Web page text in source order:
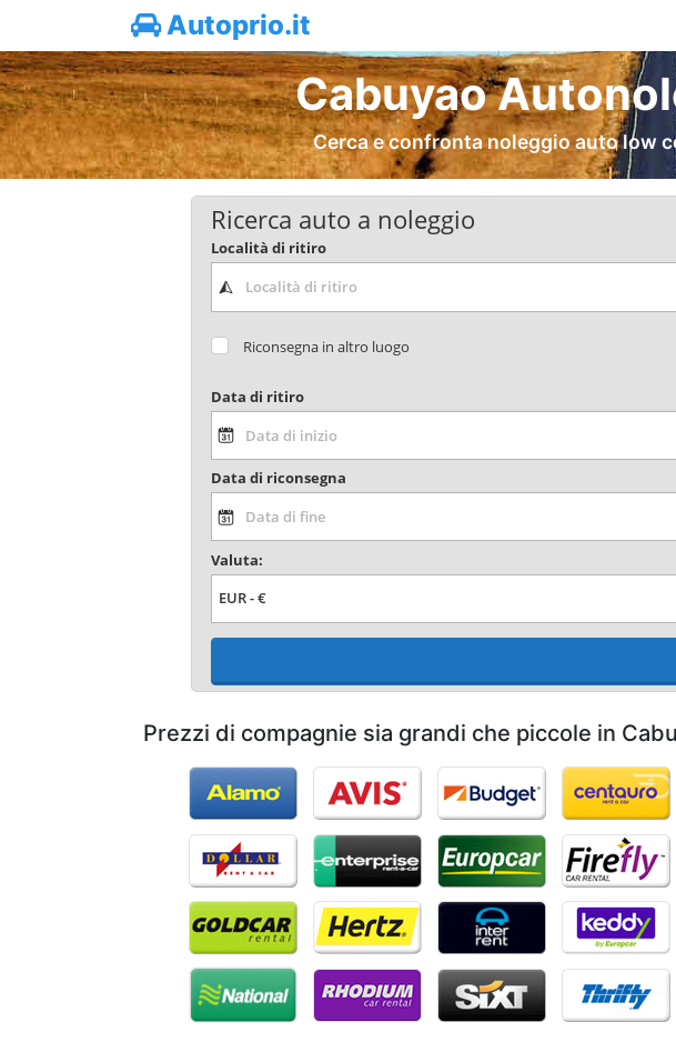
Autoprio.it
Cabuyao
Cerca e confronta noleggio auto low
Ricerca auto a noleggio
Località di ritiro
Riconsegna in altro luogo
Data di ritiro
Data di riconsegna
Valuta:
Prezzi di compagnie sia grandi che piccole in